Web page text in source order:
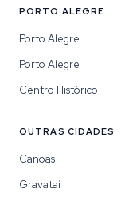
PORTO ALEGRE
Porto Alegre
Porto Alegre
Centro Histórico
OUTRAS CIDADES
Canoas
Gravataí